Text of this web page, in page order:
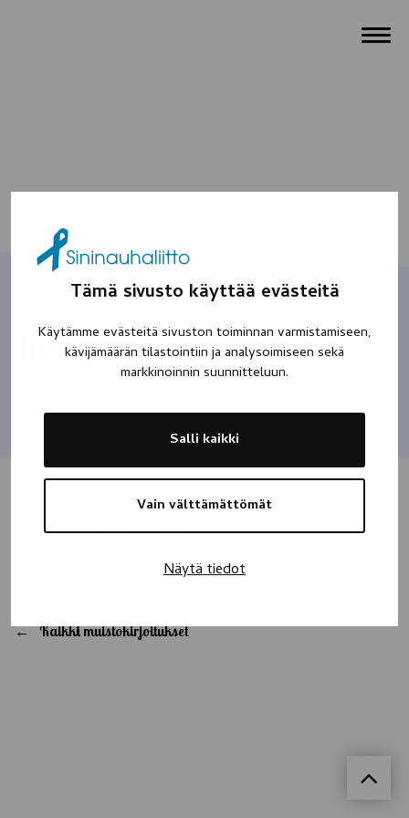
Tämä sivusto käyttää evästeitä
Käytämme evästeitä sivuston toiminnan varmistamiseen,
kävijämäärän tilastointiin ja analysoimiseen sekä
markkinoinnin suunnitteluun.
Vain välttämättömät
Salli kaikki
Näytä tiedot
Lankomies
Olisipa kaikki mennyt toisin.
Kaikki muistokirjoitukset